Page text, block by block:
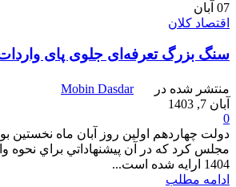
07 آبان
اقتصاد کلان
سنگ بزرگ تعرفه‌ای جلوی پای
منتشر شده در
Mobin Dasdar
آبان 7, 1403
0
دولت چهاردهم اولين روز آبان ماه نخستين
مجلس كرد كه در آن پيشنهاداتي براي نحوه
1404 ارايه شده است...
ادامه مطلب